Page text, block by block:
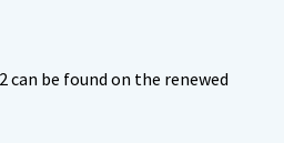
can be found on the renewed